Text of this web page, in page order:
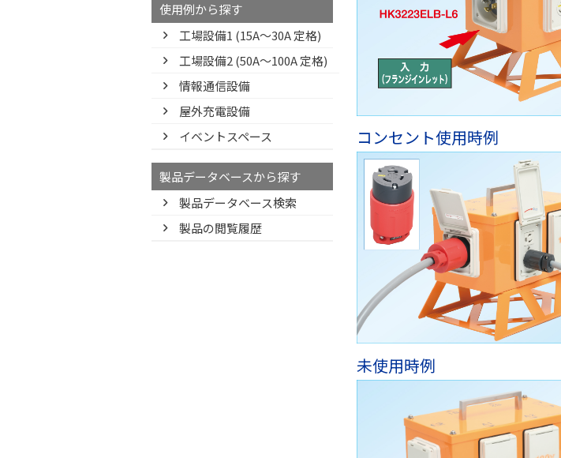
使用例から探す
工場設備1 (15A〜30A 定格)
工場設備2 (50A〜100A 定格)
情報通信設備
屋外充電設備
イベントスペース
製品データベースから探す
製品データベース検索
製品の閲覧履歴
コンセント使用時例
未使用時例